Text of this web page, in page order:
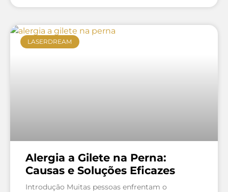
LASERDREAM
Alergia a Gilete na Perna:
Causas e Soluções Eficazes
Introdução Muitas pessoas enfrentam o